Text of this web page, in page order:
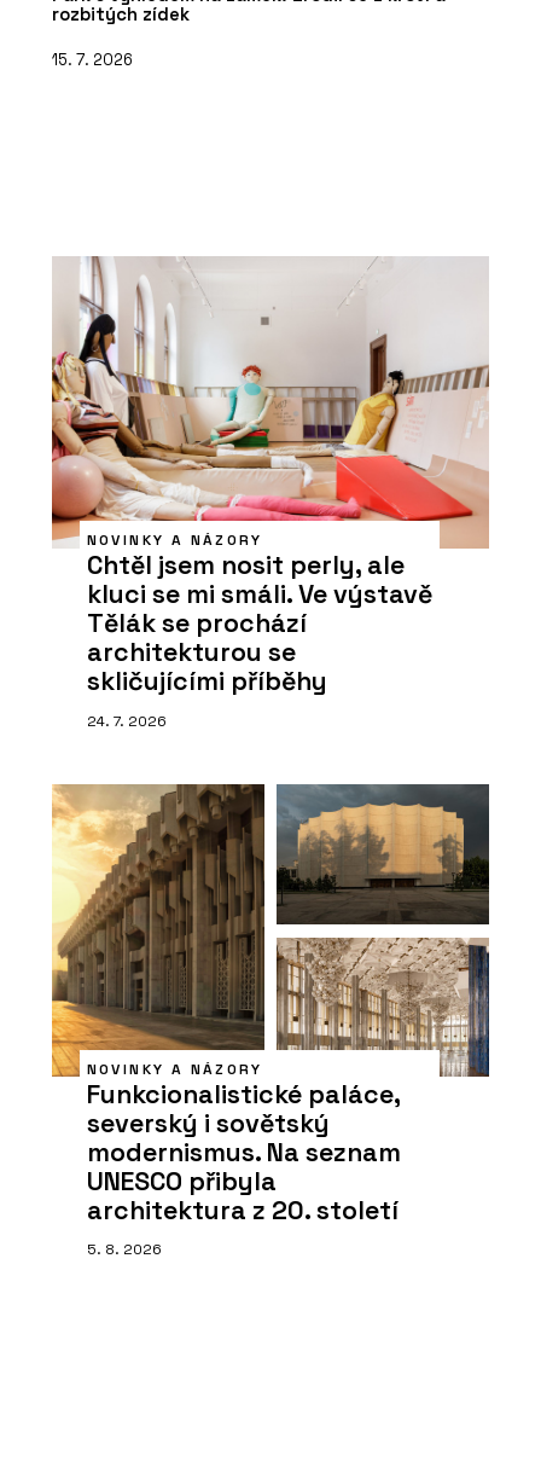
rozbitých zídek
15. 7. 2026
NOVINKY A NÁZORY
Chtěl jsem nosit perly, ale
kluci se mi smáli. Ve výstavě
Tělák se prochází
architekturou se
skličujícími příběhy
24. 7. 2026
NOVINKY A NÁZORY
Funkcionalistické paláce,
severský i sovětský
modernismus. Na seznam
UNESCO přibyla
architektura z 20. století
5. 8. 2026